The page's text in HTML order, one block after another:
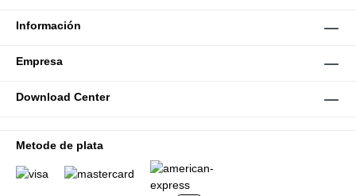
Información
Empresa
Download Center
Metode de plata